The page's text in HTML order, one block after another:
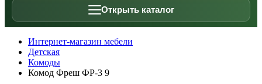
Открыть каталог
Интернет-магазин мебели
Детская
Комоды
Комод Фреш ФР-3 9